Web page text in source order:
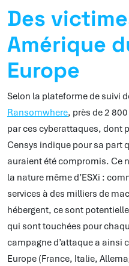
Des
Amérique
Europe
Selon la plateforme de suivi
Ransomwhere, près de 2
par ces cyberattaques, dont
Censys indique pour sa part
auraient été compromis. Ce
la nature même d’ESXi :
services à des milliers de
hébergent, ce sont
qui sont touchées pour
campagne d’attaque a ainsi
Europe (France, Italie,